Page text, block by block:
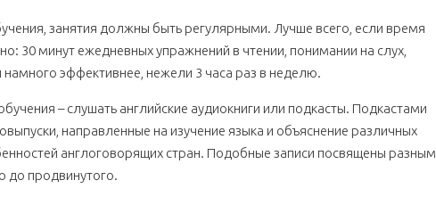
занятия должны быть регулярными. Лучше всего, если время
30 минут ежедневных упражнений в чтении, понимании на слух,
намного эффективнее, нежели 3 часа раз в неделю.
– слушать английские аудиокниги или подкасты. Подкастами
направленные на изучение языка и объяснение различных
англоговорящих стран. Подобные записи посвящены разным
до продвинутого.